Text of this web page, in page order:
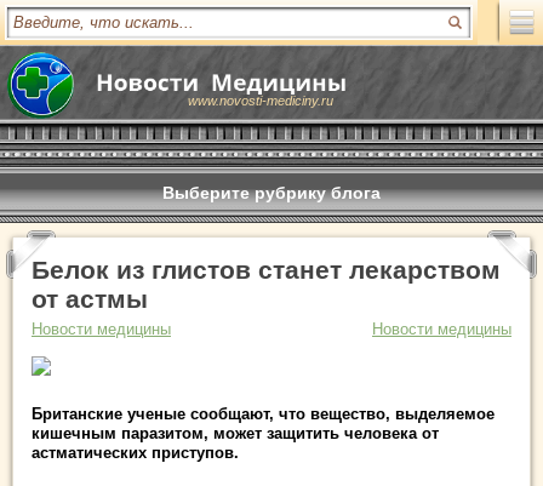
www.novosti-mediciny.ru
Выберите рубрику блога
Белок из глистов станет лекарством
от астмы
Новости медицины Новости медицины
Британские ученые сообщают, что вещество, выделяемое
кишечным паразитом, может защитить человека от
астматических приступов.